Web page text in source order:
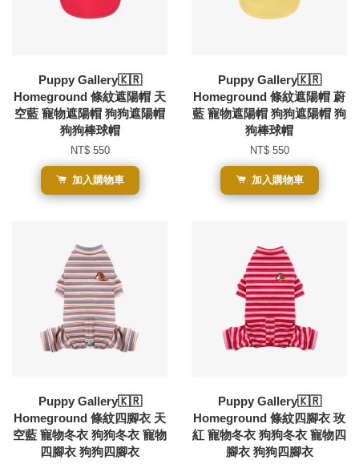
Puppy Gallery🇰🇷
Homeground 條紋遮陽帽 天
空藍 寵物遮陽帽 狗狗遮陽帽
狗狗棒球帽
NT$ 550
加入購物車
Puppy Gallery🇰🇷
Homeground 條紋遮陽帽 蔚
藍 寵物遮陽帽 狗狗遮陽帽 狗
狗棒球帽
NT$ 550
加入購物車
Puppy Gallery🇰🇷
Homeground 條紋四腳衣 天
空藍 寵物冬衣 狗狗冬衣 寵物
四腳衣 狗狗四腳衣
Puppy Gallery🇰🇷
Homeground 條紋四腳衣 玫
紅 寵物冬衣 狗狗冬衣 寵物四
腳衣 狗狗四腳衣